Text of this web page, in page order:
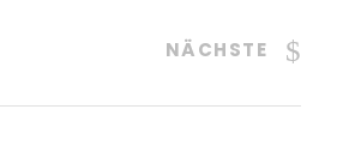
NÄCHSTE